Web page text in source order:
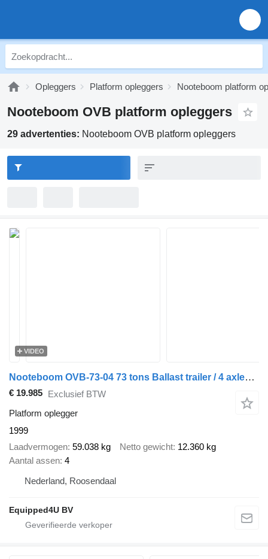
Opleggers Platform opleggers Nooteboom platform
Nooteboom OVB platform opleggers
29 advertenties: Nooteboom OVB platform opleggers
VIDEO
Nooteboom OVB-73-04 73 tons Ballast trailer / 4 axles / 3 hydraulic steeri
€ 19.985 Exclusief BTW
Platform oplegger
1999
Laadvermogen 59.038 kg Netto gewicht 12.360 kg
Aantal assen 4
Nederland, Roosendaal
Equipped4U BV